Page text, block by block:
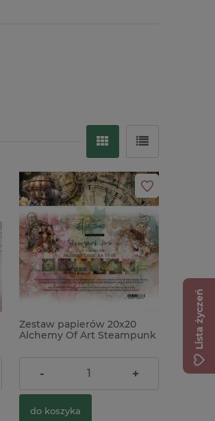
Zestaw papierów 20x20
Alchemy Of Art Steampunk
22,00 zł
- +
do koszyka
Lista życzeń